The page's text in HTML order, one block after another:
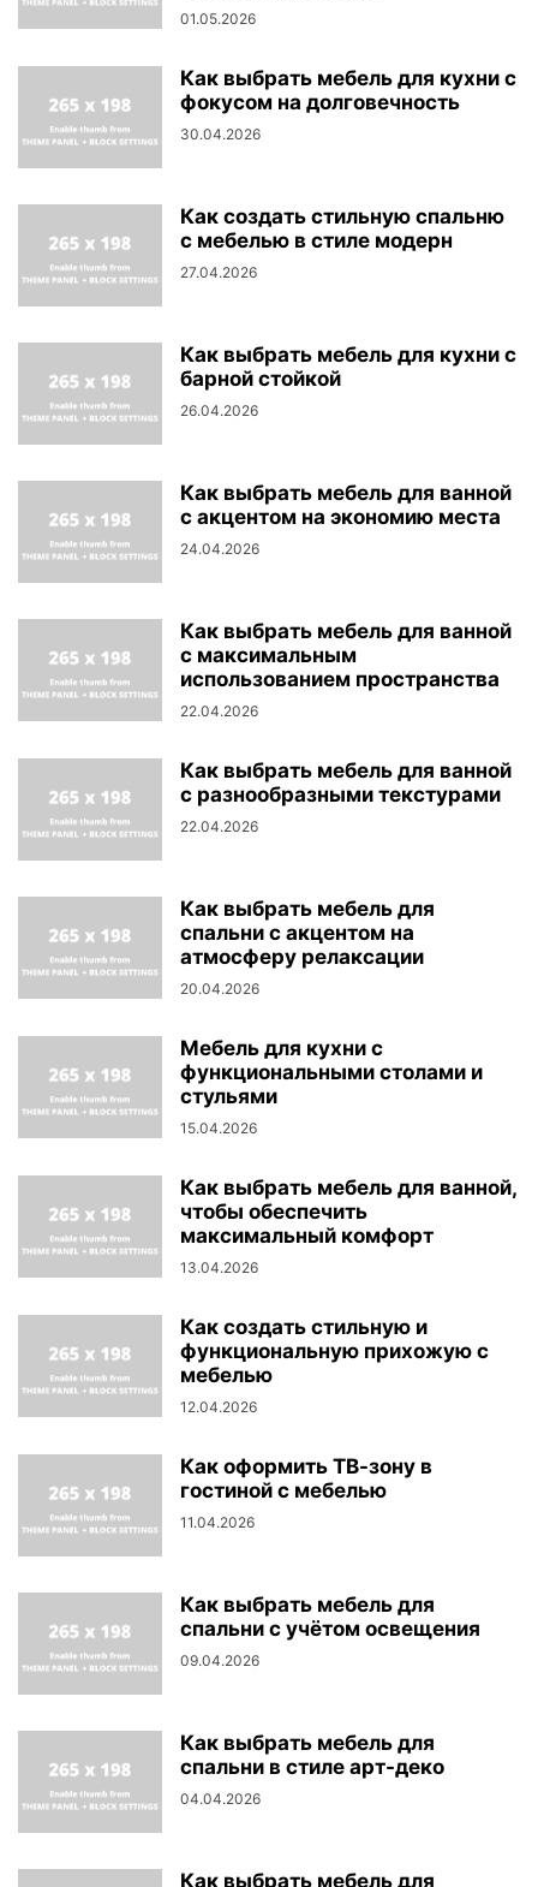
01.05.2026
Как выбрать мебель для кухни с
фокусом на долговечность
30.04.2026
Как создать стильную спальню
с мебелью в стиле модерн
27.04.2026
Как выбрать мебель для кухни с
барной стойкой
26.04.2026
Как выбрать мебель для ванной
с акцентом на экономию места
24.04.2026
Как выбрать мебель для ванной
с максимальным
использованием пространства
22.04.2026
Как выбрать мебель для ванной
с разнообразными текстурами
22.04.2026
Как выбрать мебель для
спальни с акцентом на
атмосферу релаксации
20.04.2026
Мебель для кухни с
функциональными столами и
стульями
15.04.2026
Как выбрать мебель для ванной,
чтобы обеспечить
максимальный комфорт
13.04.2026
Как создать стильную и
функциональную прихожую с
мебелью
12.04.2026
Как оформить ТВ-зону в
гостиной с мебелью
11.04.2026
Как выбрать мебель для
спальни с учётом освещения
09.04.2026
Как выбрать мебель для
спальни в стиле арт-деко
04.04.2026
Как выбрать мебель для